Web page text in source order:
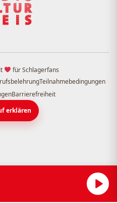
für Schlagerfans
Teilnahmebedingungen
Barrierefreiheit
erklären